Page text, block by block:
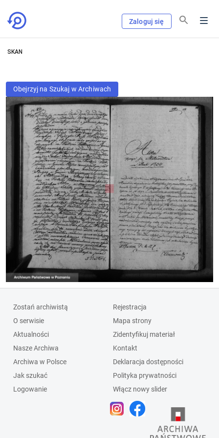
Zaloguj się
SKAN
Obejrzyj na Szukaj w Archiwach
Zostań archiwistą
O serwisie
Aktualności
Nasze Archiwa
Archiwa w Polsce
Jak szukać
Logowanie
Rejestracja
Mapa strony
Zidentyfikuj materiał
Kontakt
Deklaracja dostępności
Polityka prywatności
Włącz nowy slider